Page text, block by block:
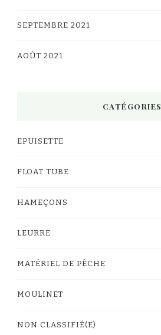
SEPTEMBRE 2021
AOÛT 2021
CATÉGORIES
EPUISETTE
FLOAT TUBE
HAMEÇONS
LEURRE
MATÉRIEL DE PÊCHE
MOULINET
NON CLASSIFIÉ(E)